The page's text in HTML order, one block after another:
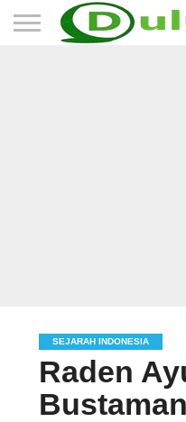
SEJARAH INDONESIA
Raden